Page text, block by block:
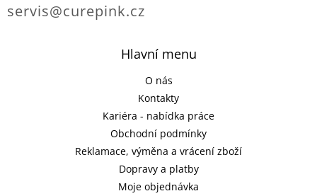
Hlavní menu
O nás
Kontakty
Kariéra - nabídka práce
Obchodní podmínky
Reklamace, výměna a vrácení zboží
Dopravy a platby
Moje objednávka
servis@curepink.cz